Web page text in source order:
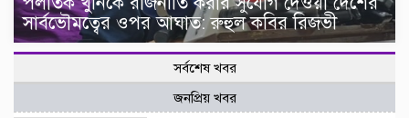
সার্বভৌমত্বের ওপর আঘাত: রুহুল কবির রিজভী
সর্বশেষ খবর
জনপ্রিয় খবর